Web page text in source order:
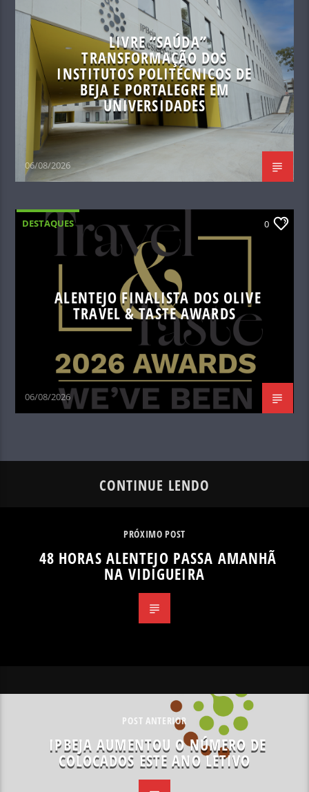
LIVRE “SAÚDA”
TRANSFORMAÇÃO DOS
INSTITUTOS POLITÉCNICOS DE
BEJA E PORTALEGRE EM
UNIVERSIDADES
06/08/2026
DESTAQUES 0
ALENTEJO FINALISTA DOS OLIVE
TRAVEL & TASTE AWARDS
06/08/2026
CONTINUE LENDO
PRÓXIMO POST
48 HORAS ALENTEJO PASSA AMANHÃ
NA VIDIGUEIRA
POST ANTERIOR
IPBEJA AUMENTOU O NÚMERO DE
COLOCADOS ESTE ANO LETIVO